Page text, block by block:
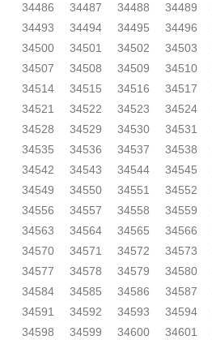
34486
34487 34488 34489
34493
34494 34495 34496
34500
34501 34502 34503
34507
34508 34509 34510
34514
34515 34516 34517
34521
34522 34523 34524
34528
34529 34530 34531
34535
34536 34537 34538
34542
34543 34544 34545
34549
34550 34551 34552
34556
34557 34558 34559
34563
34564 34565 34566
34570
34571 34572 34573
34577
34578 34579 34580
34584
34585 34586 34587
34591
34592 34593 34594
34598
34599 34600 34601